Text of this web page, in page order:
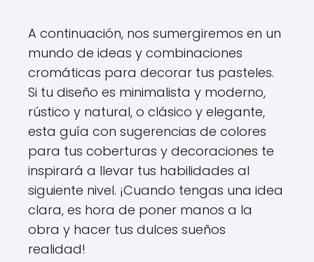
A continuación, nos sumergiremos en un
mundo de ideas y combinaciones
cromáticas para decorar tus pasteles.
Si tu diseño es minimalista y moderno,
rústico y natural, o clásico y elegante,
esta guía con sugerencias de colores
para tus coberturas y decoraciones te
inspirará a llevar tus habilidades al
siguiente nivel. ¡Cuando tengas una idea
clara, es hora de poner manos a la
obra y hacer tus dulces sueños
realidad!